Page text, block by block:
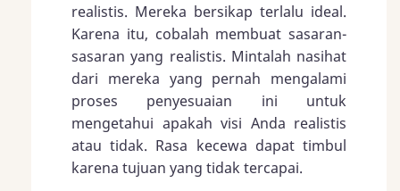
realistis. Mereka bersikap terlalu ideal.
Karena itu, cobalah membuat sasaran-
sasaran yang realistis. Mintalah nasihat
dari mereka yang pernah mengalami
proses penyesuaian ini untuk
mengetahui apakah visi Anda realistis
atau tidak. Rasa kecewa dapat timbul
karena tujuan yang tidak tercapai.